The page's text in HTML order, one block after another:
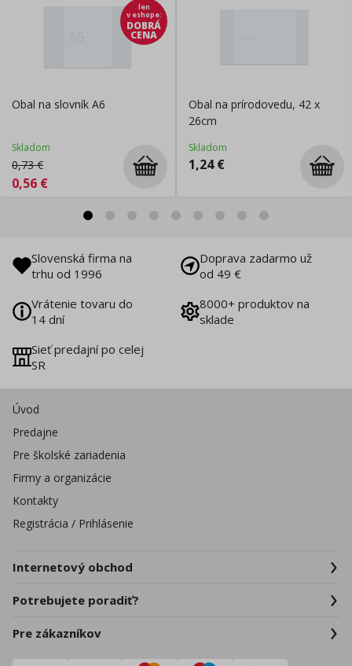
len
v eshope:
DOBRÁ
CENA
Obal na slovník A6
Skladom
0,73€
0,56 €
Obal na prírodovedu, 42 x
26cm
Skladom
1,24€
Slovenská firma na
trhu od 1996
Doprava zadarmo už
od 49 €
Vrátenie tovaru do
14 dní
8000+ produktov na
sklade
Sieť predajní po celej
SR
Úvod
Predajne
Pre školské zariadenia
Firmy a organizácie
Kontakty
Registrácia / Prihlásenie
Internetový obchod
Potrebujete poradiť?
Pre zákazníkov